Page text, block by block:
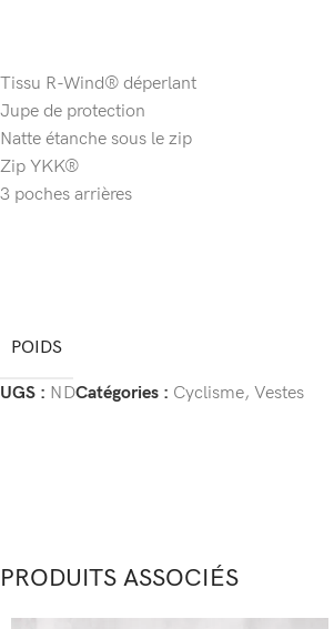
Tissu R-Wind® déperlant
Jupe de protection
Natte étanche sous le zip
Zip YKK®
3 poches arrières
POIDS
UGS : NDCatégories : Cyclisme, Vestes
PRODUITS ASSOCIÉS